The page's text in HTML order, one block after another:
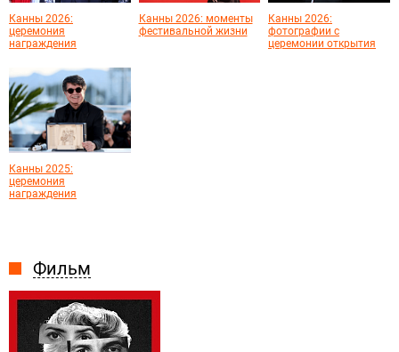
Фильм
Канны 2026:
церемония
награждения
Канны 2026: моменты
фестивальной жизни
Канны 2026:
фотографии с
церемонии открытия
Канны 2025:
церемония
награждения